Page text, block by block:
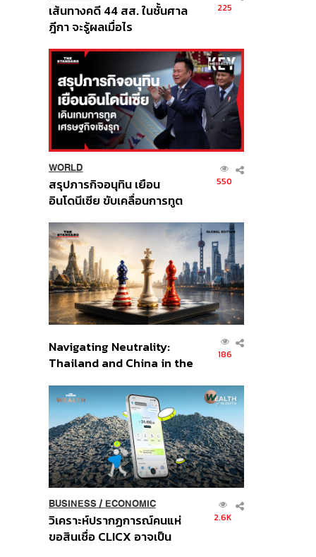
เส้นทางคดี 44 สส. ในชั้นศาล
ฎีกา จะรู้ผลเมื่อไร
225
WORLD
สรุปภารกิจอนุทิน เยือน
อินโดนีเซีย ขับเคลื่อนการทูต
ส่วนยุทธศาสตร์ไทย –
อินโดนีเซีย
550
Navigating Neutrality:
Thailand and China in the
Order
186
BUSINESS/ ECONOMIC
วิเคราะห์ปรากฏการณ์คนแห่
ขอสินเชื่อ CLICX อาจเป็น
2.6K